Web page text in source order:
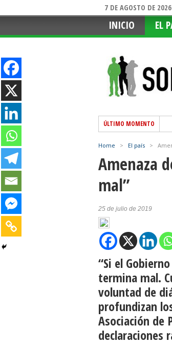
7 DE AGOSTO DE 2026
INICIO EL
ÚLTIMO MOMENTO
Home > El país >
Amenaza
mal”
25 de julio de 2019
“Si el
termina mal.
voluntad de
profundizan
Asociación de
declaraciones